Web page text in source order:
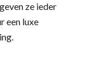
ze ieder
een luxe